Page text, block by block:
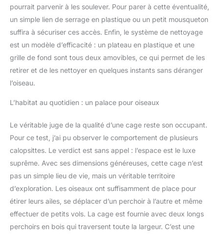
pourrait parvenir à les soulever. Pour parer à cette éventualité,
un simple lien de serrage en plastique ou un petit mousqueton
suffira à sécuriser ces accès. Enfin, le système de nettoyage
est un modèle d’efficacité : un plateau en plastique et une
grille de fond sont tous deux amovibles, ce qui permet de les
retirer et de les nettoyer en quelques instants sans déranger
l’oiseau.
L’habitat au quotidien : un palace pour oiseaux
Le véritable juge de la qualité d’une cage reste son occupant.
Pour ce test, j’ai pu observer le comportement de plusieurs
calopsittes. Le verdict est sans appel : l’espace est le luxe
suprême. Avec ses dimensions généreuses, cette cage n’est
pas un simple lieu de vie, mais un véritable territoire
d’exploration. Les oiseaux ont suffisamment de place pour
étirer leurs ailes, se déplacer d’un perchoir à l’autre et même
effectuer de petits vols. La cage est fournie avec deux longs
perchoirs en bois qui traversent toute la largeur. C’est une